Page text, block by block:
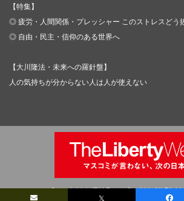
𝕏
【特集】
◎ 疲労・人間関係・プレッシャー このストレスどう
◎ 自由・民主・信仰のある世界へ
【大川隆法・未来への羅針盤】
人の気持ちが分からない人は人が使えない
Copyright © IRH Press Co.,Ltd. All